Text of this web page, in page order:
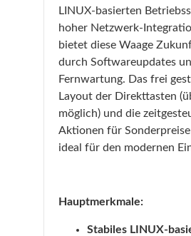
LINUX-basierten
hoher Netzwerk-
bietet diese Waage
durch Softwareupdates
Fernwartung. Das frei
Layout der Direkttasten
möglich) und die
Aktionen für
ideal für den modernen
Hauptmerkmale:
Stabiles LINUX-